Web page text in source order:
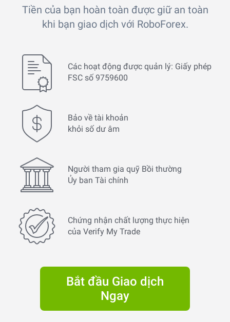
Tiền của bạn hoàn toàn được giữ an toàn
khi bạn giao dịch với RoboForex.
Các hoạt động được quản lý: Giấy phép
FSC số 9759600
Bảo về tài khoản
khỏi số dư âm
Người tham gia quỹ Bồi thường
Ủy ban Tài chính
Chứng nhận chất lượng thực hiện
của Verify My Trade
Bắt đầu Giao dịch
Ngay